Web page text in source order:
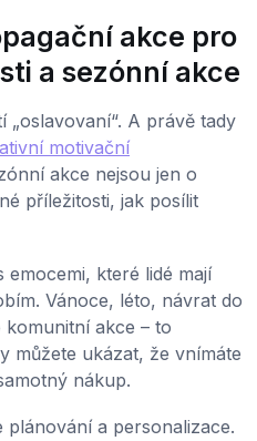
akce pro
a sezónní akce
„oslavovaní“. A právě tady
motivační
akce nejsou jen o
příležitosti, jak posílit
které lidé mají
Vánoce, léto, návrat do
akce – to
můžete ukázat, že vnímáte
nákup.
plánování a personalizace.